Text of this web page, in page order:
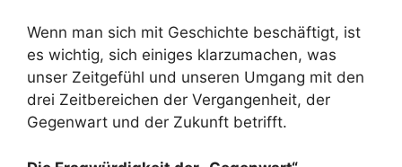
Wenn man sich mit Geschichte beschäftigt, ist
es wichtig, sich einiges klarzumachen, was
unser Zeitgefühl und unseren Umgang mit den
drei Zeitbereichen der Vergangenheit, der
Gegenwart und der Zukunft betrifft.